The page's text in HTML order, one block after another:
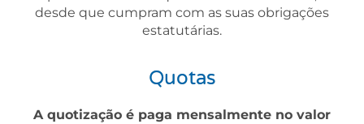
desde que cumpram com as suas obrigações
estatutárias.
Quotas
A quotização é paga mensalmente no valor